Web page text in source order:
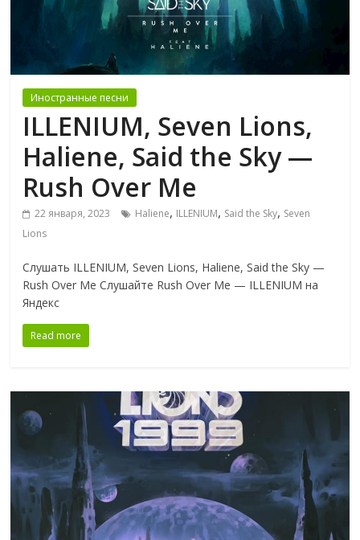
Иностранные песни
ILLENIUM, Seven Lions,
Haliene, Said the Sky —
Rush Over Me
22 января, 2023 Haliene, ILLENIUM, Said the Sky, Seven
Lions
Слушать ILLENIUM, Seven Lions, Haliene, Said the Sky —
Rush Over Me Слушайте Rush Over Me — ILLENIUM на
Яндекс
Read more